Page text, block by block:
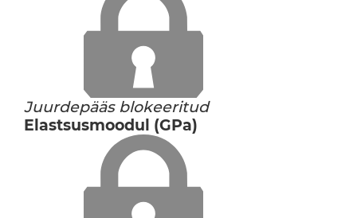
Juurdepääs blokeeritud
Elastsusmoodul (GPa)